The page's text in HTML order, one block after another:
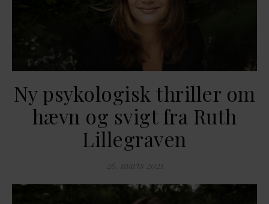
Ny psykologisk thriller om
hævn og svigt fra Ruth
Lillegraven
26. marts 2021